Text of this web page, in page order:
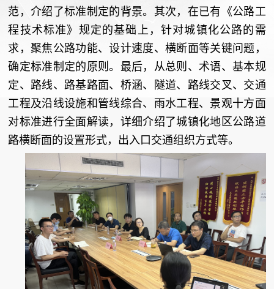
范，介绍了标准制定的背景。其次，在已有《公路工
程技术标准》规定的基础上，针对城镇化公路的需
求，聚焦公路功能、设计速度、横断面等关键问题，
确定标准制定的原则。最后，从总则、术语、基本规
定、路线、路基路面、桥涵、隧道、路线交叉、交通
工程及沿线设施和管线综合、雨水工程、景观十方面
对标准进行全面解读，详细介绍了城镇化地区公路道
路横断面的设置形式，出入口交通组织方式等。